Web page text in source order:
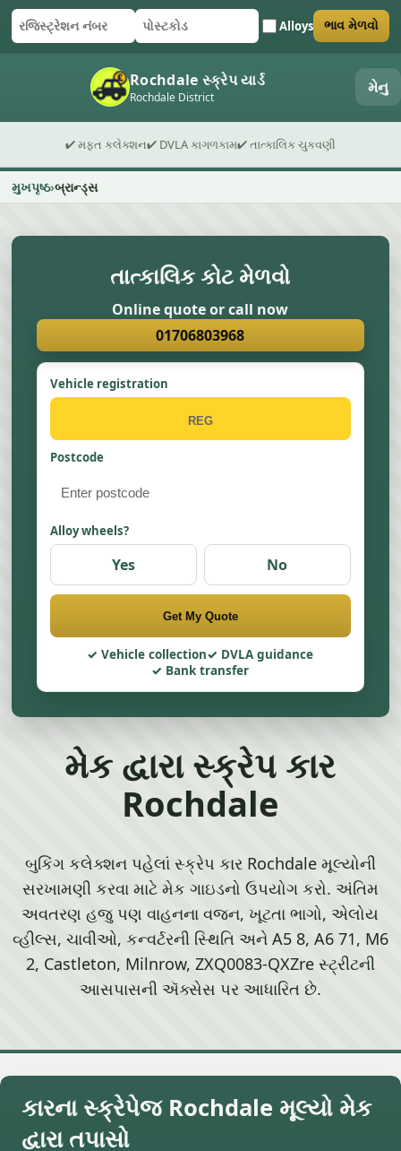
રજિસ્ટ્રેશન નંબર
પોસ્ટકોડ Alloys
ફોર્મ સબમિટ કરો ભાવ મેળવો
Rochdale સ્ક્રેપ યાર્ડ
Rochdale District મેનુ
✔ મફત કલેક્શન✔ DVLA કાગળકામ✔ તાત્કાલિક ચુકવણી
મુખપૃષ્ઠ બ્રાન્ડ્સ
તાત્કાલિક કોટ મેળવો
Online quote or call now
01706803968
Vehicle registration
Postcode
Alloy wheels?
Yes No
Get My Quote
Vehicle collection
DVLA guidance
Bank transfer
મેક દ્વારા સ્ક્રેપ કાર
Rochdale
બુકિંગ કલેક્શન પહેલાં સ્ક્રેપ કાર Rochdale મૂલ્યોની
સરખામણી કરવા માટે મેક ગાઇડનો ઉપયોગ કરો. અંતિમ
અવતરણ હજુ પણ વાહનના વજન, ખૂટતા ભાગો, એલોય
વ્હીલ્સ, ચાવીઓ, કન્વર્ટરની સ્થિતિ અને A5 8, A6 71, M6
2, Castleton, Milnrow, ZXQ0083-QXZre સ્ટ્રીટની
આસપાસની ઍક્સેસ પર આધારિત છે.
કારના સ્ક્રેપેજ Rochdale મૂલ્યો મેક
દ્વારા તપાસો